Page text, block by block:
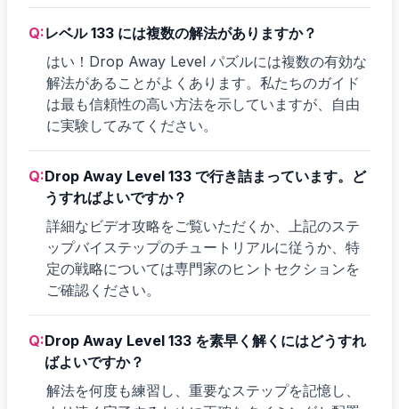
Q:レベル 133 には複数の解法がありますか？
はい！Drop Away Level パズルには複数の有効な
解法があることがよくあります。私たちのガイド
は最も信頼性の高い方法を示していますが、自由
に実験してみてください。
Q:Drop Away Level 133 で行き詰まっています。ど
うすればよいですか？
詳細なビデオ攻略をご覧いただくか、上記のステ
ップバイステップのチュートリアルに従うか、特
定の戦略については専門家のヒントセクションを
ご確認ください。
Q:Drop Away Level 133 を素早く解くにはどうすれ
ばよいですか？
解法を何度も練習し、重要なステップを記憶し、